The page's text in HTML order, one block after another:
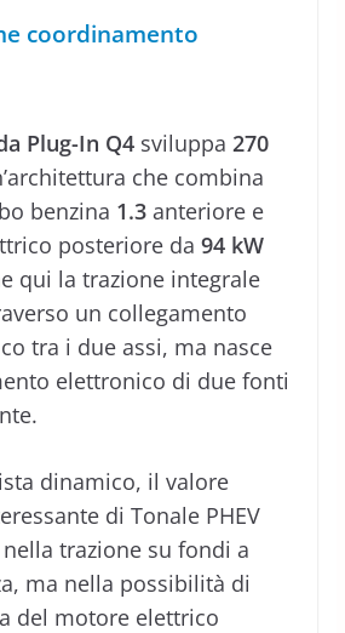
coordinamento
Plug-In Q4sviluppa 270
che combina
benzina 1.3anteriore e
posteriore da 94 kW
qui la trazione integrale
un collegamento
tra i due assi, ma nasce
elettronico di due fonti
dinamico, il valore
di Tonale PHEV
trazione su fondi a
ma nella possibilità di
del motore elettrico